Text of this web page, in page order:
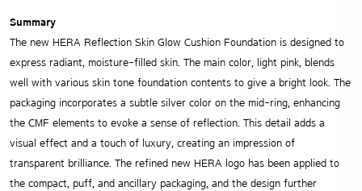
Summary
The new HERA Reflection Skin Glow Cushion Foundation is designed to
express radiant, moisture-filled skin. The main color, light pink, blends
well with various skin tone foundation contents to give a bright look. The
packaging incorporates a subtle silver color on the mid-ring, enhancing
the CMF elements to evoke a sense of reflection. This detail adds a
visual effect and a touch of luxury, creating an impression of
transparent brilliance. The refined new HERA logo has been applied to
the compact, puff, and ancillary packaging, and the design further